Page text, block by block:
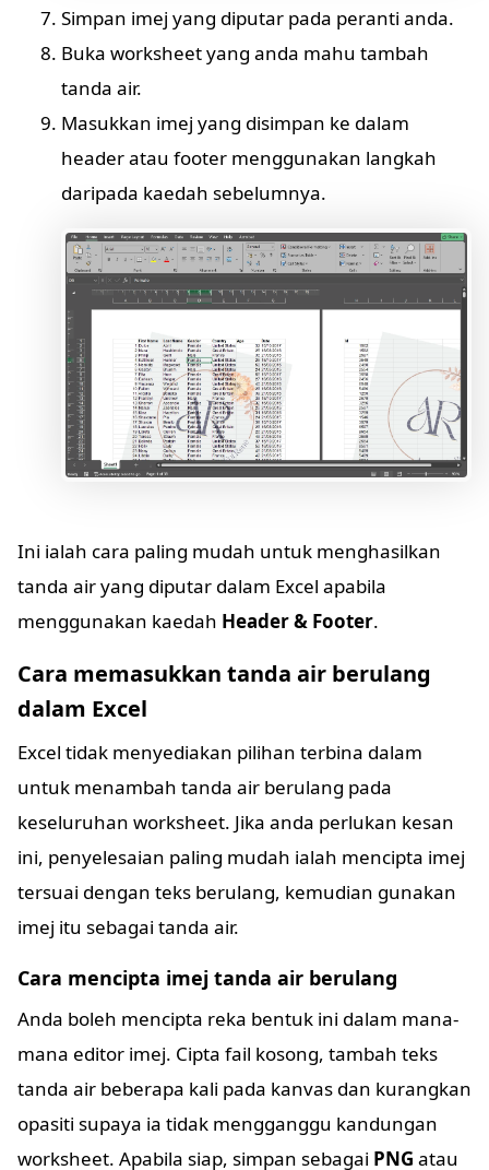
Simpan imej yang diputar pada peranti anda.
Buka worksheet yang anda mahu tambah
tanda air.
Masukkan imej yang disimpan ke dalam
header atau footer menggunakan langkah
daripada kaedah sebelumnya.
Ini ialah cara paling mudah untuk menghasilkan
tanda air yang diputar dalam Excel apabila
menggunakan kaedah Header & Footer.
Cara memasukkan tanda air berulang
dalam Excel
Excel tidak menyediakan pilihan terbina dalam
untuk menambah tanda air berulang pada
keseluruhan worksheet. Jika anda perlukan kesan
ini, penyelesaian paling mudah ialah mencipta imej
tersuai dengan teks berulang, kemudian gunakan
imej itu sebagai tanda air.
Cara mencipta imej tanda air berulang
Anda boleh mencipta reka bentuk ini dalam mana-
mana editor imej. Cipta fail kosong, tambah teks
tanda air beberapa kali pada kanvas dan kurangkan
opasiti supaya ia tidak mengganggu kandungan
worksheet. Apabila siap, simpan sebagai PNG atau